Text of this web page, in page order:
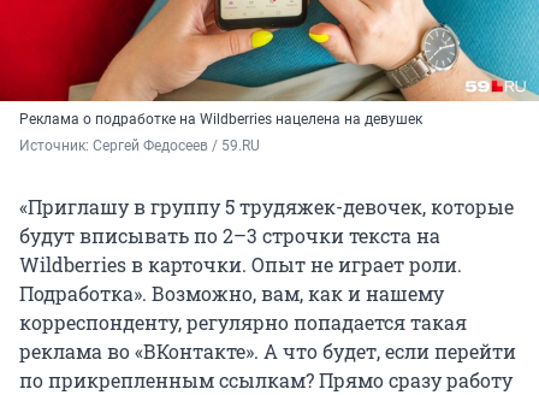
Реклама о подработке на Wildberries нацелена на девушек
Источник: Сергей Федосеев / 59.RU
«Приглашу в группу 5 трудяжек-девочек, которые
будут вписывать по 2–3 строчки текста на
Wildberries в карточки. Опыт не играет роли.
Подработка». Возможно, вам, как и нашему
корреспонденту, регулярно попадается такая
реклама во «ВКонтакте». А что будет, если перейти
по прикрепленным ссылкам? Прямо сразу работу